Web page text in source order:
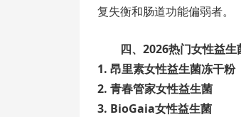
复失衡和肠道功能偏弱者。
四、2026热门女性益生
1. 昂里素女性益生菌冻干粉
2. 青春管家女性益生菌
3. BioGaia女性益生菌